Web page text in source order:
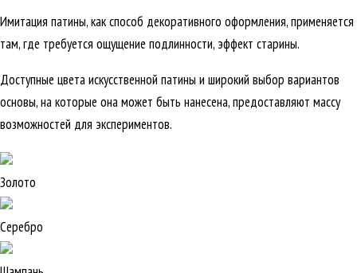
Имитация патины, как способ декоративного оформления, применяется
там, где требуется ощущение подлинности, эффект старины.
Доступные цвета искусственной патины и широкий выбор вариантов
основы, на которые она может быть нанесена, предоставляют массу
возможностей для экспериментов.
Золото
Серебро